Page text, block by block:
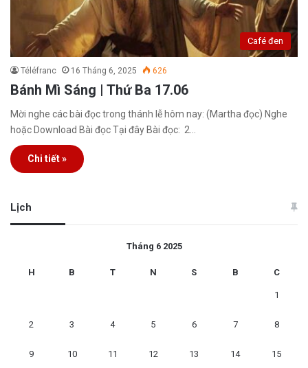
Café đen
Téléfranc 16 Tháng 6, 2025 626
Bánh Mì Sáng | Thứ Ba 17.06
Mời nghe các bài đọc trong thánh lễ hôm nay: (Martha đọc) Nghe
hoặc Download Bài đọc Tại đây Bài đọc: 2…
Chi tiết »
Lịch
Tháng 6 2025
H B T N S B C
1
2 3 4 5 6 7 8
9 10 11 12 13 14 15